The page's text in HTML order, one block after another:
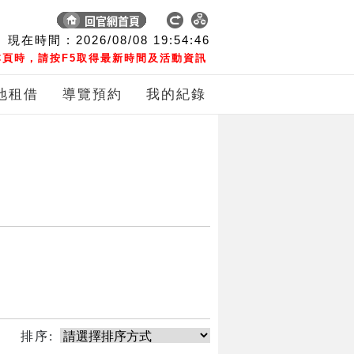
現在時間 : 2026/08/08 19:54:46
時，請按F5取得最新時間及活動資訊
租借 導覽預約 我的紀錄
排序: